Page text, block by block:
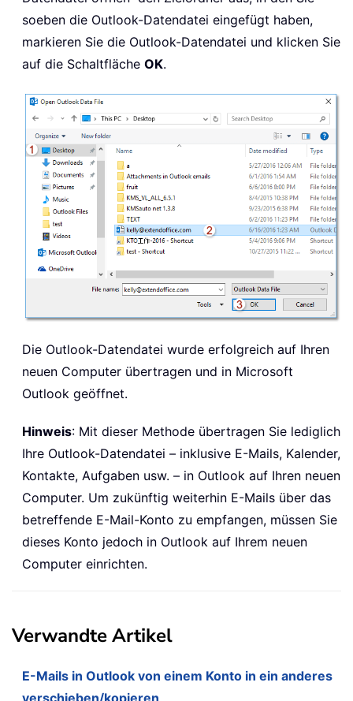
soeben die Outlook-Datendatei eingefügt haben,
markieren Sie die Outlook-Datendatei und klicken Sie
auf die Schaltfläche OK.
Die Outlook-Datendatei wurde erfolgreich auf Ihren
neuen Computer übertragen und in Microsoft
Outlook geöffnet.
Hinweis: Mit dieser Methode übertragen Sie lediglich
Ihre Outlook-Datendatei – inklusive E-Mails, Kalender,
Kontakte, Aufgaben usw. – in Outlook auf Ihren neuen
Computer. Um zukünftig weiterhin E-Mails über das
betreffende E-Mail-Konto zu empfangen, müssen Sie
dieses Konto jedoch in Outlook auf Ihrem neuen
Computer einrichten.
Verwandte Artikel
E-Mails in Outlook von einem Konto in ein anderes
verschieben/kopieren